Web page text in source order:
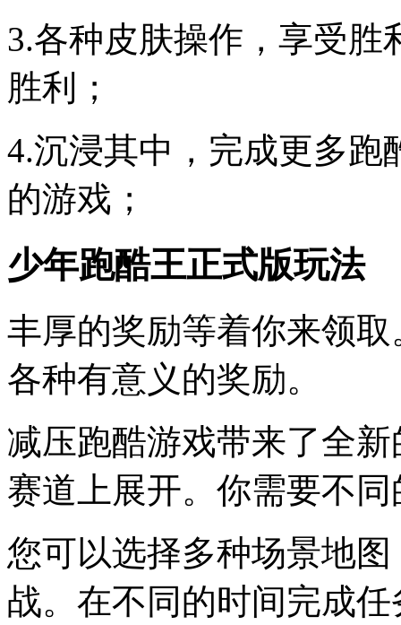
3.各种皮肤操作，享受
胜利；
4.沉浸其中，完成更多跑
的游戏；
少年跑酷王正式版玩法
丰厚的奖励等着你来领
各种有意义的奖励。
减压跑酷游戏带来了全
赛道上展开。你需要不
您可以选择多种场景地
战。在不同的时间完成